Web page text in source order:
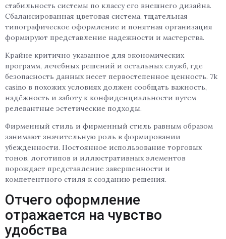
стабильность системы по классу его внешнего дизайна.
Сбалансированная цветовая система, тщательная
типографическое оформление и понятная организация
формируют представление надежности и мастерства.
Крайне критично указанное для экономических
программ, лечебных решений и остальных служб, где
безопасность данных несет первостепенное ценность. 7k
casino в похожих условиях должен сообщать важность,
надёжность и заботу к конфиденциальности путем
релевантные эстетические подходы.
Фирменный стиль и фирменный стиль равным образом
занимают значительную роль в формировании
убежденности. Постоянное использование торговых
тонов, логотипов и иллюстративных элементов
порождает представление завершенности и
компетентного стиля к созданию решения.
Отчего оформление
отражается на чувство
удобства